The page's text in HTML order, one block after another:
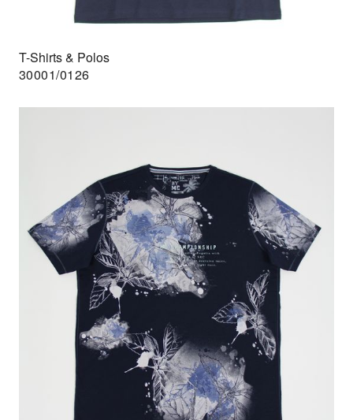
T-Shirts & Polos
30001/0126